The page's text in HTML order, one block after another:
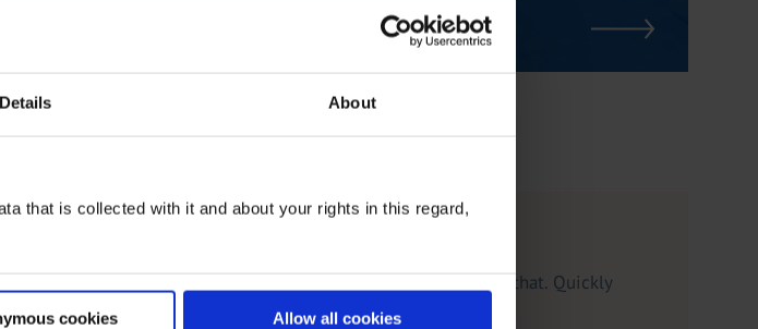
Details About
that is collected with it and about your rights in this regard,
cookies Allow all cookies
have not accepted cookies, we unfortunately cannot (yet) do that. Quickly